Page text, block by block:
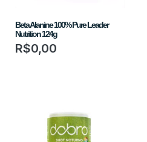
Beta Alanine 100% Pure Leader
Nutrition 124g
R$0,00